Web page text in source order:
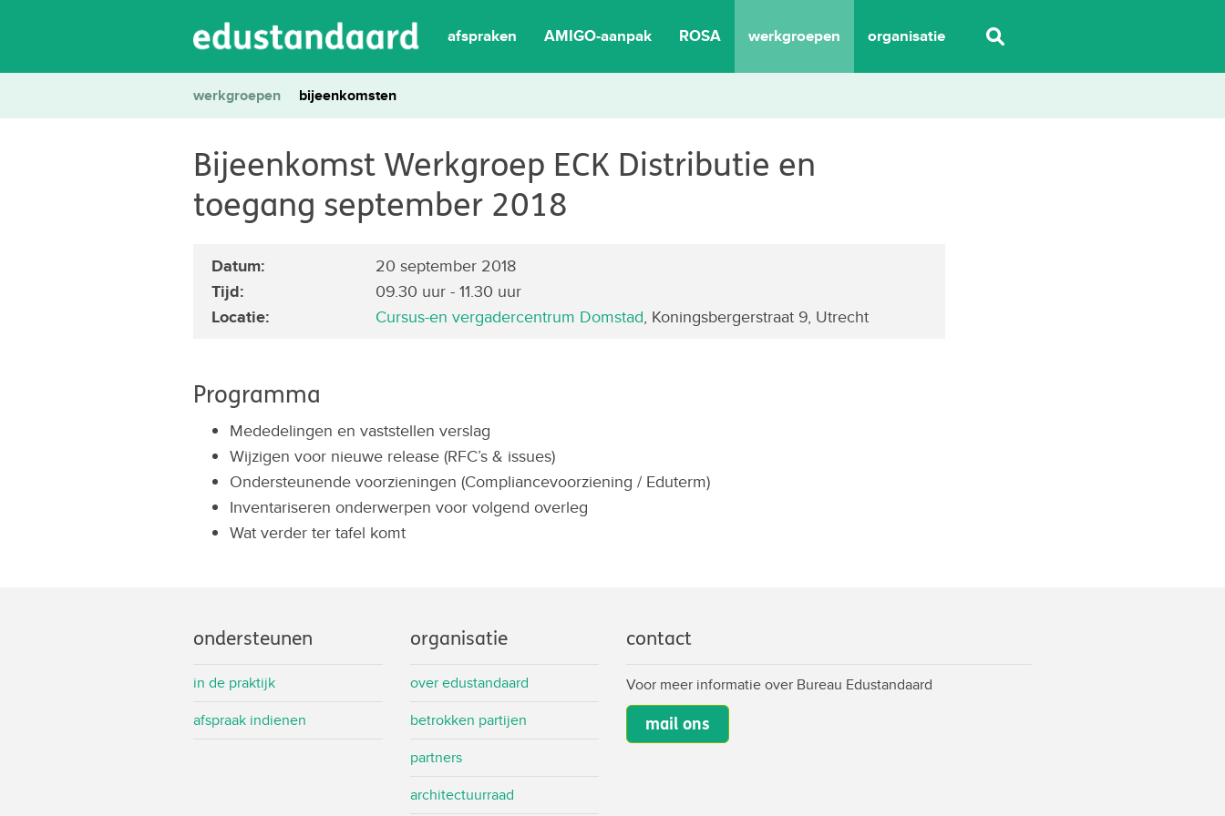
afspraken AMIGO-aanpak ROSA werkgroepen organisatie
werkgroepen bijeenkomsten
Bijeenkomst Werkgroep ECK Distributie en
toegang september 2018
Datum: 20 september 2018
Tijd: 09.30 uur - 11.30 uur
Locatie: Cursus-en vergadercentrum Domstad, Koningsbergerstraat 9, Utrecht
Programma
Mededelingen en vaststellen verslag
Wijzigen voor nieuwe release (RFC’s & issues)
Ondersteunende voorzieningen (Compliancevoorziening / Eduterm)
Inventariseren onderwerpen voor volgend overleg
Wat verder ter tafel komt
ondersteunen
in de praktijk
afspraak indienen
organisatie
over edustandaard
betrokken partijen
partners
architectuurraad
contact
Voor meer informatie over Bureau Edustandaard
mail ons